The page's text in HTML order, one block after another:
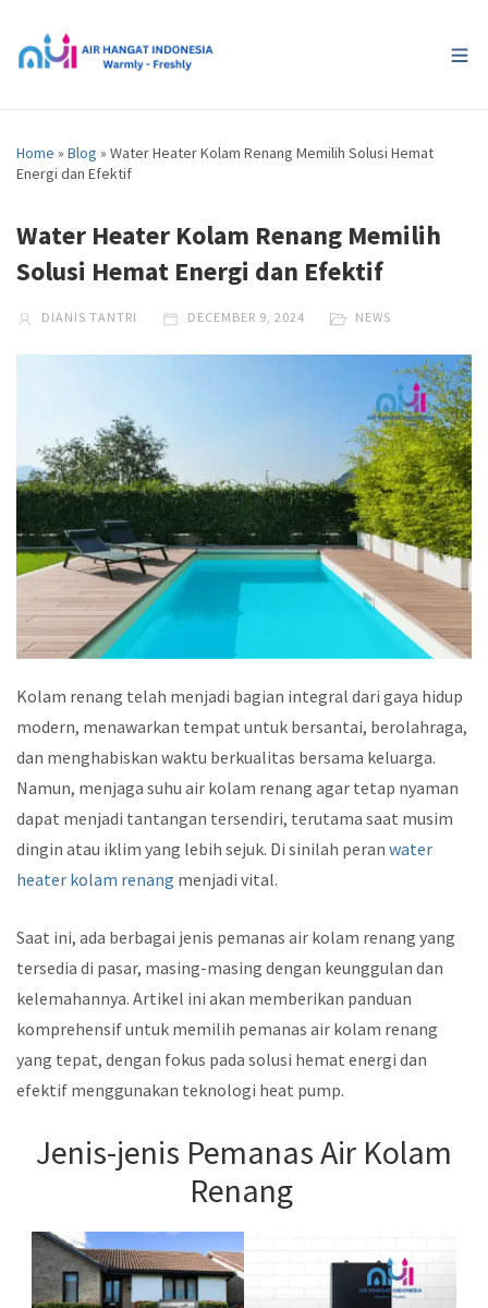
Home » Blog » Water Heater Kolam Renang Memilih Solusi Hemat
Energi dan Efektif
Water Heater Kolam Renang Memilih
Solusi Hemat Energi dan Efektif
DIANIS TANTRI DECEMBER 9, 2024 NEWS
Kolam renang telah menjadi bagian integral dari gaya hidup
modern, menawarkan tempat untuk bersantai, berolahraga,
dan menghabiskan waktu berkualitas bersama keluarga.
Namun, menjaga suhu air kolam renang agar tetap nyaman
dapat menjadi tantangan tersendiri, terutama saat musim
dingin atau iklim yang lebih sejuk. Di sinilah peran water
heater kolam renang menjadi vital.
Saat ini, ada berbagai jenis pemanas air kolam renang yang
tersedia di pasar, masing-masing dengan keunggulan dan
kelemahannya. Artikel ini akan memberikan panduan
komprehensif untuk memilih pemanas air kolam renang
yang tepat, dengan fokus pada solusi hemat energi dan
efektif menggunakan teknologi heat pump.
Jenis-jenis Pemanas Air Kolam
Renang